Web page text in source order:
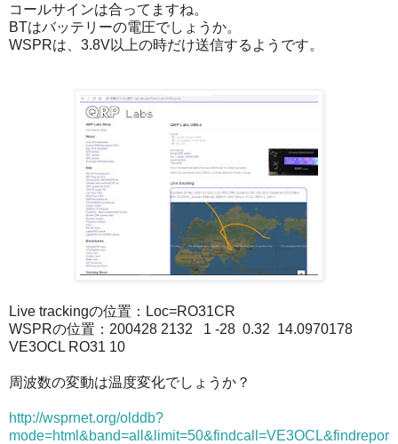
コールサインは合ってますね。
BTはバッテリーの電圧でしょうか。
WSPRは、3.8V以上の時だけ送信するようです。
Live trackingの位置：Loc=RO31CR
WSPRの位置：200428 2132 1 -28 0.32 14.0970178
VE3OCL RO31 10
周波数の変動は温度変化でしょうか？
http://wsprnet.org/olddb?
mode=html&band=all&limit=50&findcall=VE3OCL&findrepor